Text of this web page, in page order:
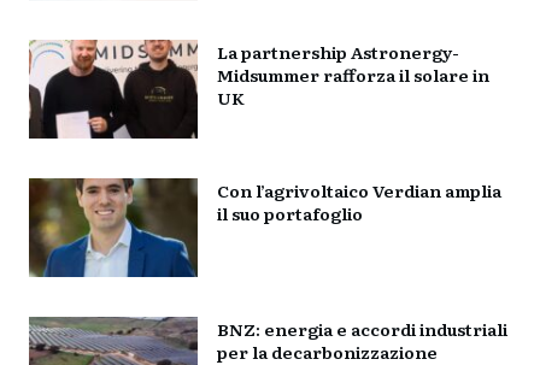
La partnership Astronergy-
Midsummer rafforza il solare in
UK
Con l’agrivoltaico Verdian amplia
il suo portafoglio
BNZ: energia e accordi industriali
per la decarbonizzazione